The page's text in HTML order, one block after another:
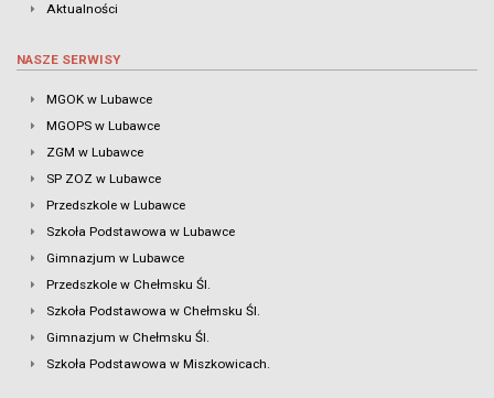
Aktualności
NASZE SERWISY
MGOK w Lubawce
MGOPS w Lubawce
ZGM w Lubawce
SP ZOZ w Lubawce
Przedszkole w Lubawce
Szkoła Podstawowa w Lubawce
Gimnazjum w Lubawce
Przedszkole w Chełmsku Śl.
Szkoła Podstawowa w Chełmsku Śl.
Gimnazjum w Chełmsku Śl.
Szkoła Podstawowa w Miszkowicach.